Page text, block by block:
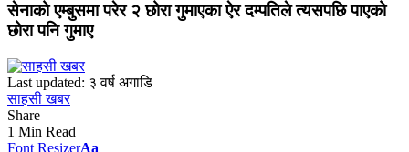
सेनाको एम्बुसमा परेर २ छोरा गुमाएका ऐर दम्पतिले त्यसपछि पाएको
छोरा पनि गुमाए
Last updated: ३ वर्ष अगाडि
साहसी खबर
Share
1 Min Read
Font ResizerAa